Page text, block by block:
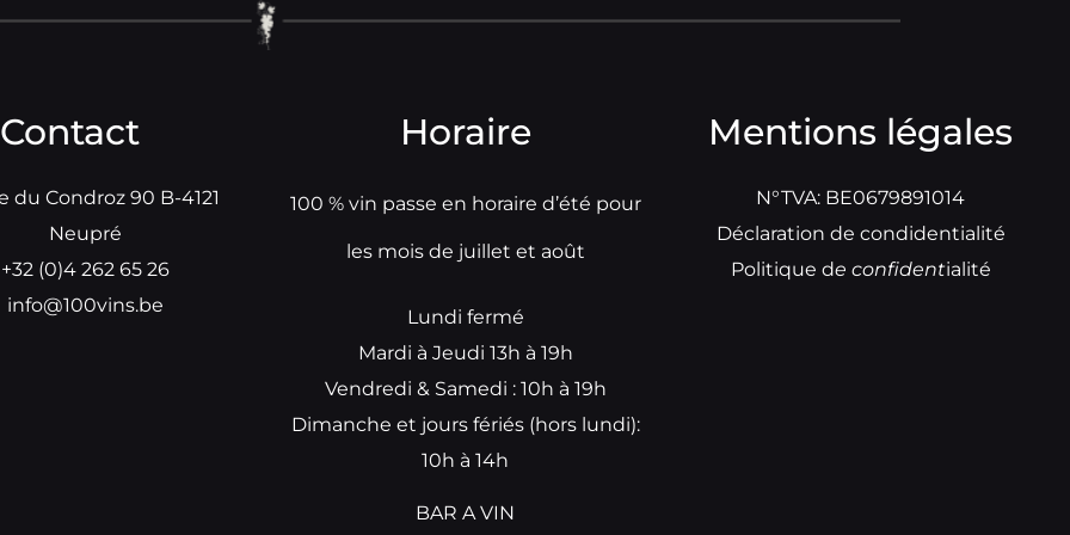
Contact
du Condroz 90 B-4121
Neupré
+32 (0)4 262 65 26
info@100vins.be
Horaire
100 % vin passe en horaire d’été pour
les mois de juillet et août
Lundi fermé
Mardi à Jeudi 13h à 19h
Vendredi & Samedi : 10h à 19h
Dimanche et jours fériés (hors lundi):
10h à 14h
BAR A VIN
Mentions légales
N°TVA: BE0679891014
Déclaration de condidentialité
Politique de confidentialité